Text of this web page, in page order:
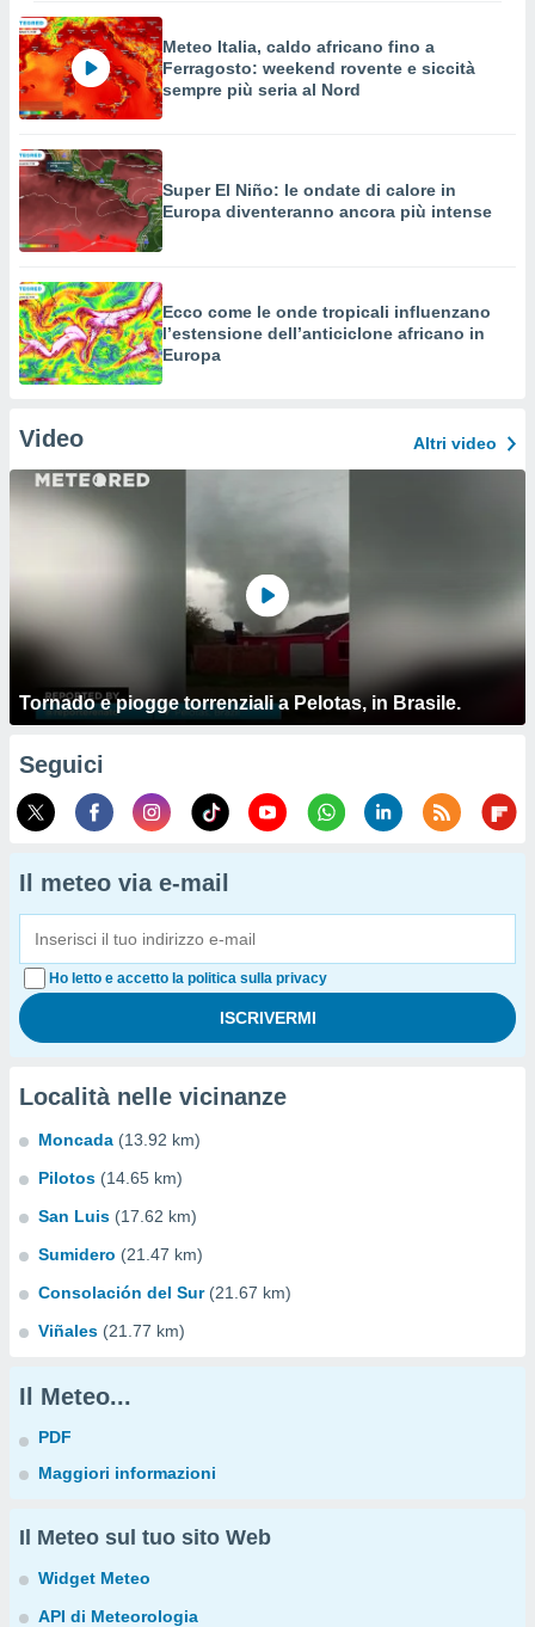
Meteo Italia, caldo africano fino a
Ferragosto: weekend rovente e siccità
sempre più seria al Nord
Super El Niño: le ondate di calore in
Europa diventeranno ancora più intense
Ecco come le onde tropicali influenzano
l’estensione dell’anticiclone africano in
Europa
Video Altri video
Tornado e piogge torrenziali a Pelotas, in Brasile.
Seguici
Il meteo via e-mail
Ho letto e accetto la politica sulla privacy
Località nelle vicinanze
Moncada (13.92 km)
Pilotos (14.65 km)
San Luis (17.62 km)
Sumidero (21.47 km)
Consolación del Sur (21.67 km)
Viñales (21.77 km)
Il Meteo...
PDF
Maggiori informazioni
Il Meteo sul tuo sito Web
Widget Meteo
API di Meteorologia